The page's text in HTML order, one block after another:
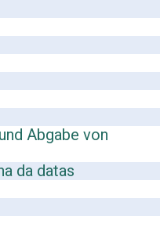
Abgabe von
da datas